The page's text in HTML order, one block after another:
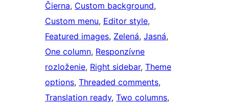
Čierna, Custom background
Custom menu, Editor style
Featured images, Zelená, Jasná
One column, Responzívne
rozloženie, Right sidebar, Theme
options, Threaded comments
Translation ready, Two columns